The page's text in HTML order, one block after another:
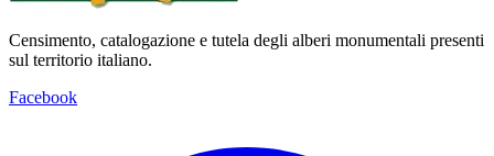
Censimento, catalogazione e tutela degli alberi monumentali presenti
sul territorio italiano.
Facebook